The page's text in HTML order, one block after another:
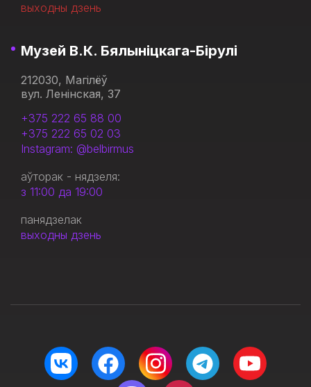
выходны дзень
Музей В.К. Бялыніцкага-Бірулі
212030, Магілёў
вул. Ленінская, 37
+375 222 65 88 00
+375 222 65 02 03
Instagram: @belbirmus
аўторак - нядзеля:
з 11:00 да 19:00
панядзелак
выходны дзень